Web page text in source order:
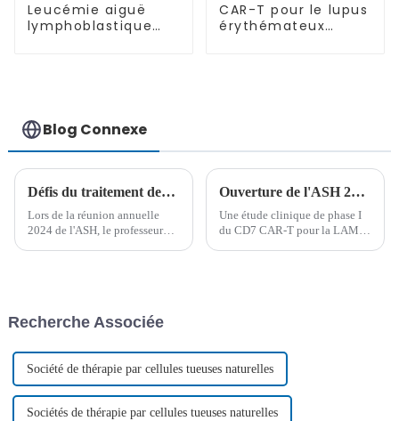
Leucémie aiguë
lymphoblastique
CAR-T pour le lupus
érythémateux
Blog Connexe
Défis du traitement des maladies fongiques invasives révolutionnaires chez les patients atteints d'hémopathies malignes : aperçus de l'ASH 2024
Lors de la réunion annuelle
2024 de l'ASH, le professeur
malignes, soulignant...
Ouverture de l'ASH 2023 | Le Dr Peihua Lu présente les cellules CAR-T pour la recherche sur la LAM récidivante ou réfractaire
Une étude clinique de phase I
du CD7 CAR-T pour la LAM
Recherche Associée
Société de thérapie par cellules tueuses naturelles
Sociétés de thérapie par cellules tueuses naturelles